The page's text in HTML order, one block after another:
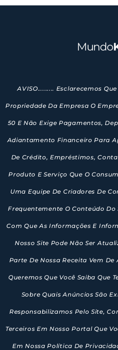
Mundo
AVISO......... Esclarecemos
Propriedade Da Empresa O
50 E Não Exige Pagamentos,
Adiantamento Financeiro Para
De Crédito, Empréstimos,
Produto E Serviço Que O
Uma Equipe De Criadores De
Frequentemente O Conteúdo Do
Com Que As Informações E
Nosso Site Pode Não Ser
Parte De Nossa Receita Vem
Queremos Que Você Saiba Que
Sobre Quais Anúncios São
Responsabilizamos Pelo Site,
Terceiros Em Nosso Portal Que
Em Nossa Política De